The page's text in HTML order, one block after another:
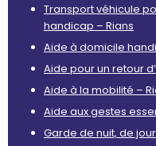
Transport véhicule
handicap – Rians
Aide à domicile
Aide pour un retour
Aide à la mobilité –
Aide aux gestes
Garde de nuit, de